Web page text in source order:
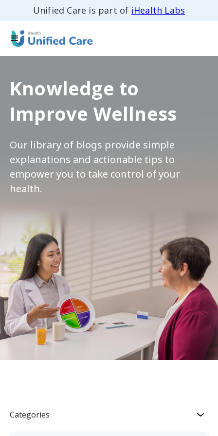
Unified Care is part of iHealth Labs
Knowledge to
Improve Wellness
Our library of blogs provide simple
explanations and actionable tips to
empower you to take control of your
health.
Categories